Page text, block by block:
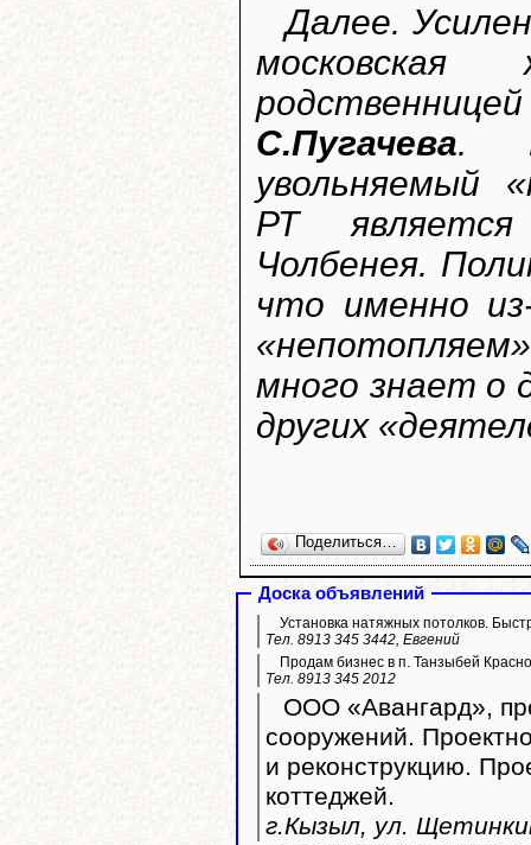
Далее.
С.Пугачева.
увольняемый
РТ
Чолбенея.
что именно
много знает о
других
Поделиться…
Доска объявлений
Установка натяжных потолков.
Тел. 8913 345 3442, Евгений
Продам бизнес в п. Танзыбей
Тел. 8913 345 2012
ООО «Авангард»,
сооружений.
и реконструкцию.
коттеджей.
г.Кызыл, ул.